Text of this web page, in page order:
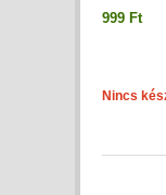
999 Ft
Nincs